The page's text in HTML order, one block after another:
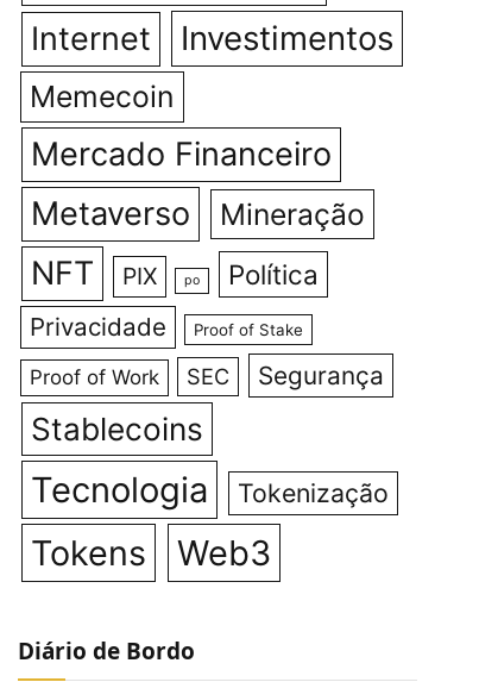
Internet Investimentos
Memecoin
Mercado Financeiro
Metaverso
Mineração
NFT PIX po Política
Privacidade Proof of Stake
Proof of Work SEC Segurança
Stablecoins
Tecnologia Tokenização
Tokens Web3
Diário de Bordo